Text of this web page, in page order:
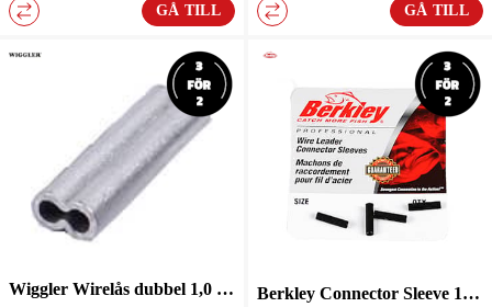
GÅ TILL GÅ TILL
Wiggler Wirelås dubbel 1,0 mm 20-pack Berkley Connector Sleeve 15-45lb 33-pack